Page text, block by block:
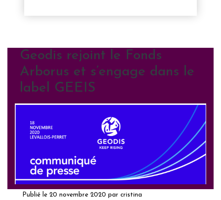
Geodis rejoint le Fonds
Arborus et s’engage dans le
label GEEIS
Publié le 20 novembre 2020 par cristina